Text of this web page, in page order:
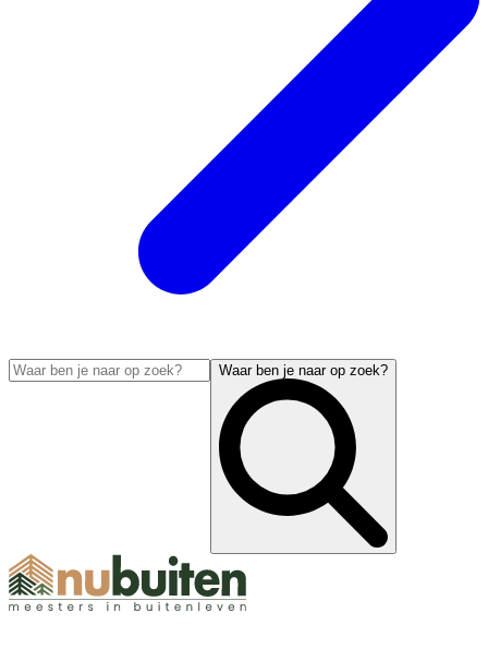
Waar ben je naar op zoek?